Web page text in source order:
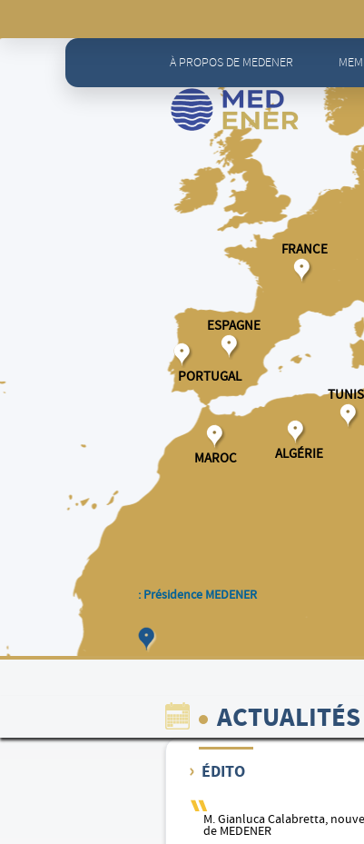
À PROPOS DE MEDENER
FRANCE
PORTUGAL
MAROC ALGÉRIE
ESPAGNE
: Présidence MEDENER
ACTUALITÉS
ÉDITO
M. Gianluca Calabretta,
de MEDENER